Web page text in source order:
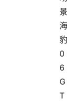
景
海
豹
0
6
G
T